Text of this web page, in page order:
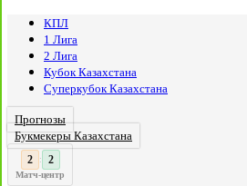
КПЛ
1 Лига
2 Лига
Кубок Казахстана
Суперкубок Казахстана
Прогнозы
Букмекеры Казахстана
3
:
Матч-центр